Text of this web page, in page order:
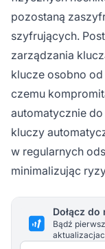
pozostaną
szyfrujących.
zarządzania
klucze osobno
czemu
automatycznie
kluczy
w regularnych
minimalizując
Dołącz
Bądź